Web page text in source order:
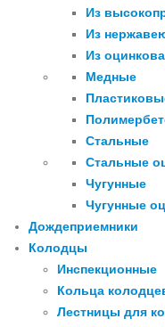
Из
Из
Из
Медные
Стальные
Стальные
Чугунные
Чугунные
Дождеприемники
Колодцы
Инспекционные
Кольца
Лестницы для